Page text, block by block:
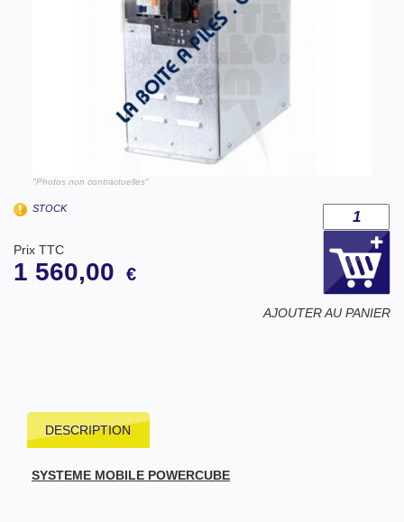
"Photos non contractuelles"
STOCK
Prix TTC
1 560,00 €
AJOUTER AU PANIER
DESCRIPTION
SYSTEME MOBILE POWERCUBE